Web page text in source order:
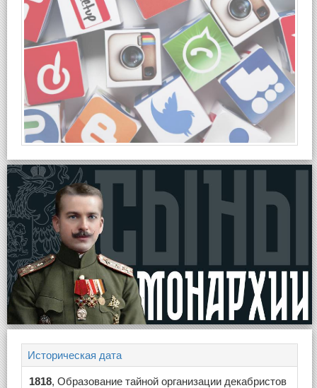
Историческая дата
1818, Образование тайной организации декабристов